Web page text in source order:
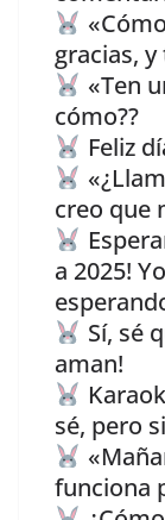
gracias, y
«Ten
cómo??
Feliz
creo que
a 2025!
Sí, sé
aman!
sé, pero
funciona